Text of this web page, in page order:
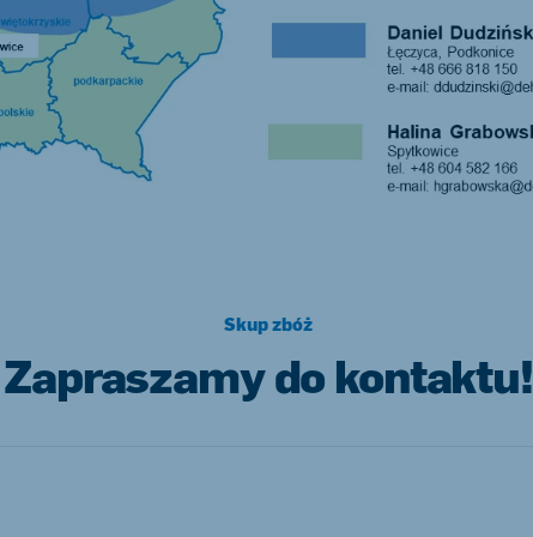
Skup zbóż
Zapraszamy do kontaktu!